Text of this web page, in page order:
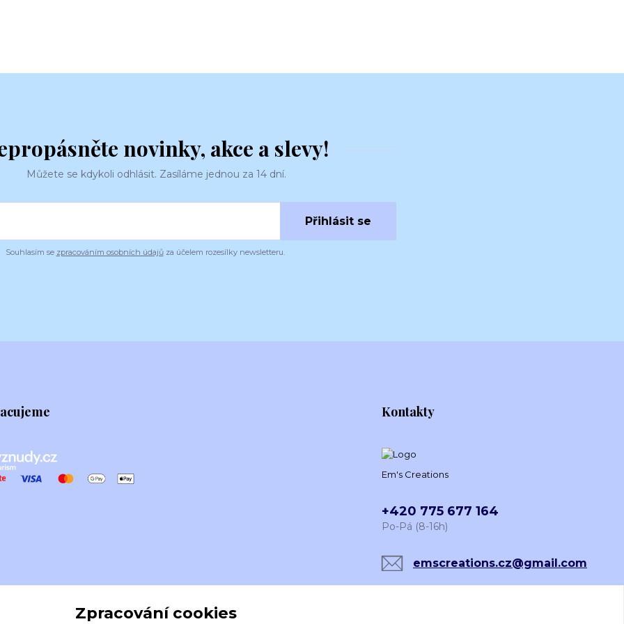
novinky, akce a slevy!
Můžete se kdykoli odhlásit. Zasíláme jednou za 14 dní.
Přihlásit se
Souhlasím se zpracováním osobních údajůza účelem rozesílky newsletteru.
Kontakty
Em's Creations
+420 775 677 164
Po-Pá (8-16h)
emscreations.cz@gmail.com
Zpracování cookies